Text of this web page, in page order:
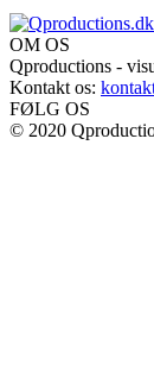
OM OS
Qproductions -
Kontakt os:
FØLG OS
© 2020